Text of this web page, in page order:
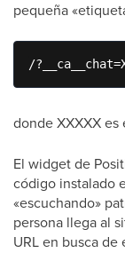
pequeña
/
donde XXXXX es
El widget de
código instalado
«escuchando»
persona llega al
URL en busca de